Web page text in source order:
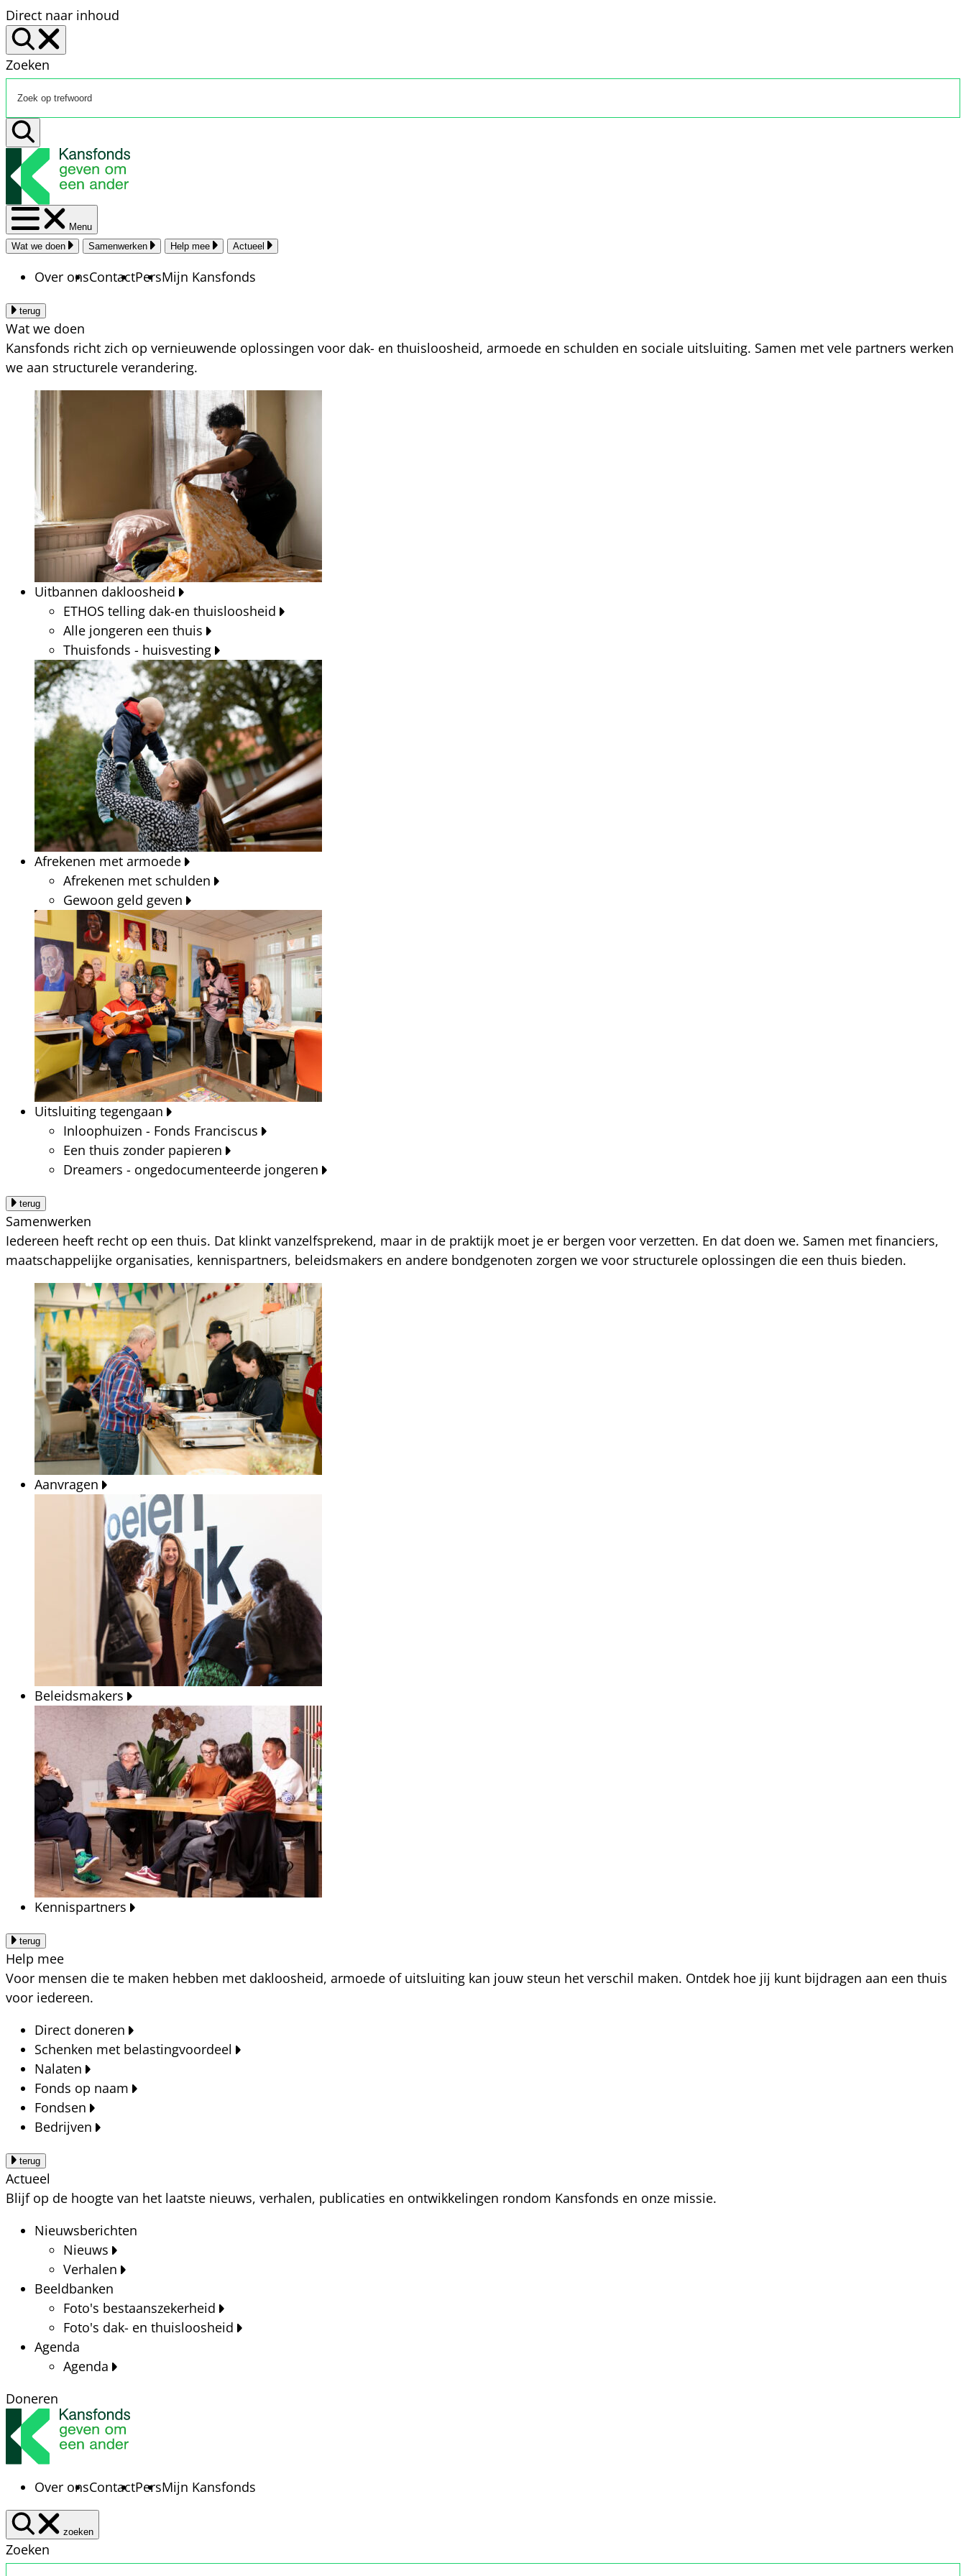
Direct naar inhoud
Zoeken
Menu
Wat we doen
Samenwerken Help mee Actueel
Over onsContactPersMijn Kansfonds
terug
Wat we doen
Kansfonds richt zich op vernieuwende oplossingen voor dak- en thuisloosheid, armoede en schulden en sociale uitsluiting. Samen met vele partners werken
we aan structurele verandering.
Uitbannen dakloosheid
ETHOS telling dak-en thuisloosheid
Alle jongeren een thuis
Thuisfonds - huisvesting
Afrekenen met armoede
Afrekenen met schulden
Gewoon geld geven
Uitsluiting tegengaan
Inloophuizen - Fonds Franciscus
Een thuis zonder papieren
Dreamers - ongedocumenteerde jongeren
terug
Samenwerken
Iedereen heeft recht op een thuis. Dat klinkt vanzelfsprekend, maar in de praktijk moet je er bergen voor verzetten. En dat doen we. Samen met financiers,
maatschappelijke organisaties, kennispartners, beleidsmakers en andere bondgenoten zorgen we voor structurele oplossingen die een thuis bieden.
Aanvragen
Beleidsmakers
Kennispartners
terug
Help mee
Voor mensen die te maken hebben met dakloosheid, armoede of uitsluiting kan jouw steun het verschil maken. Ontdek hoe jij kunt bijdragen aan een thuis
voor iedereen.
Direct doneren
Schenken met belastingvoordeel
Nalaten
Fonds op naam
Fondsen
Bedrijven
terug
Actueel
Blijf op de hoogte van het laatste nieuws, verhalen, publicaties en ontwikkelingen rondom Kansfonds en onze missie.
Nieuwsberichten
Nieuws
Verhalen
Beeldbanken
Foto's bestaanszekerheid
Foto's dak- en thuisloosheid
Agenda
Agenda
Doneren
Over onsContactPersMijn Kansfonds
zoeken
Zoeken